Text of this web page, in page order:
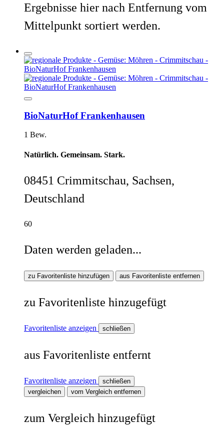
Ergebnisse hier nach Entfernung vom
Mittelpunkt sortiert werden.
BioNaturHof Frankenhausen
1 Bew.
Natürlich. Gemeinsam. Stark.
08451 Crimmitschau, Sachsen,
Deutschland
60
Daten werden geladen...
zu Favoritenliste hinzufügen aus Favoritenliste entfernen
zu Favoritenliste hinzugefügt
Favoritenliste anzeigen schließen
aus Favoritenliste entfernt
Favoritenliste anzeigen
schließen
vergleichen
vom Vergleich entfernen
zum Vergleich hinzugefügt